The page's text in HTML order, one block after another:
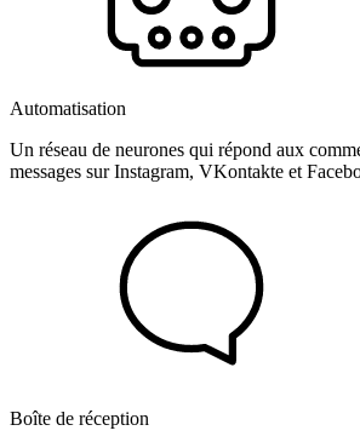
Automatisation
Un réseau de neurones qui répond aux
messages sur Instagram, VKontakte et
Boîte de réception